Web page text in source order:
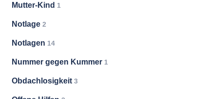
Mutter-Kind 1
Notlage 2
Notlagen 14
Nummer gegen Kummer 1
Obdachlosigkeit 3